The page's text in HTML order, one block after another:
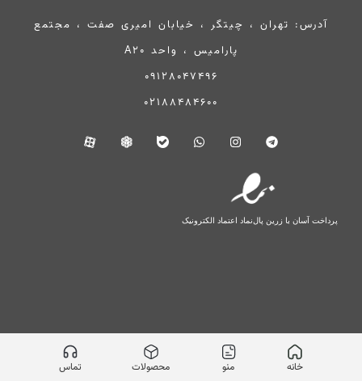
آدرس: تهران ، چیتگر ، خیابان امیری صفت ، مجتمع
پارامیس ، واحد A20
09128047496
02188484600
پرداخت آسان با زرین پالنماد اعتماد الکترونیک
خانه منو محصولات تماس